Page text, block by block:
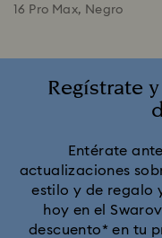
16 Pro Max, Negro
Regístrate
Entérate
actualizaciones
estilo y de regalo
hoy en el
descuento* en tu